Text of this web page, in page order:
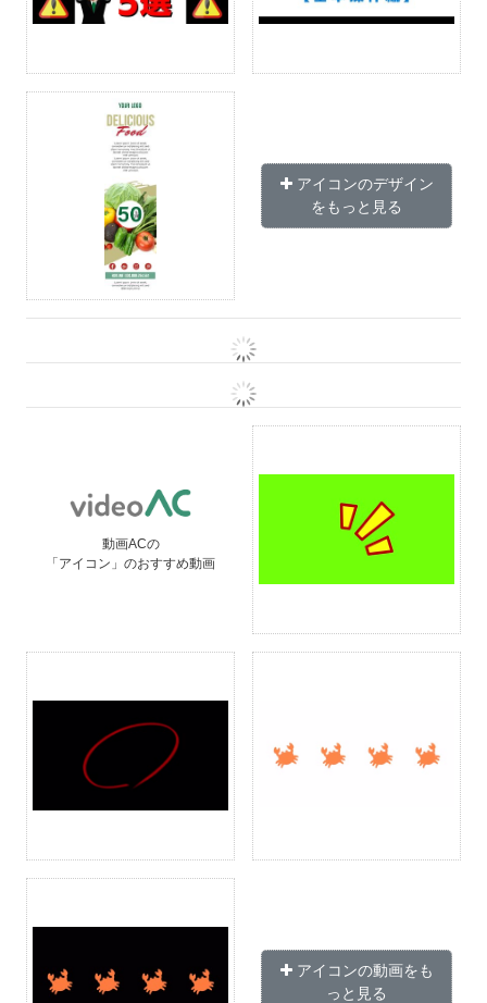
アイコンのデザイン
をもっと見る
動画ACの
「アイコン」のおすすめ動画
アイコンの動画をも
っと見る